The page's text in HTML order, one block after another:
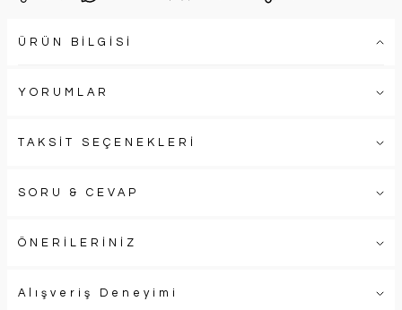
ÜRÜN BİLGİSİ
YORUMLAR
TAKSİT SEÇENEKLERİ
SORU & CEVAP
ÖNERİLERİNİZ
Alışveriş Deneyimi